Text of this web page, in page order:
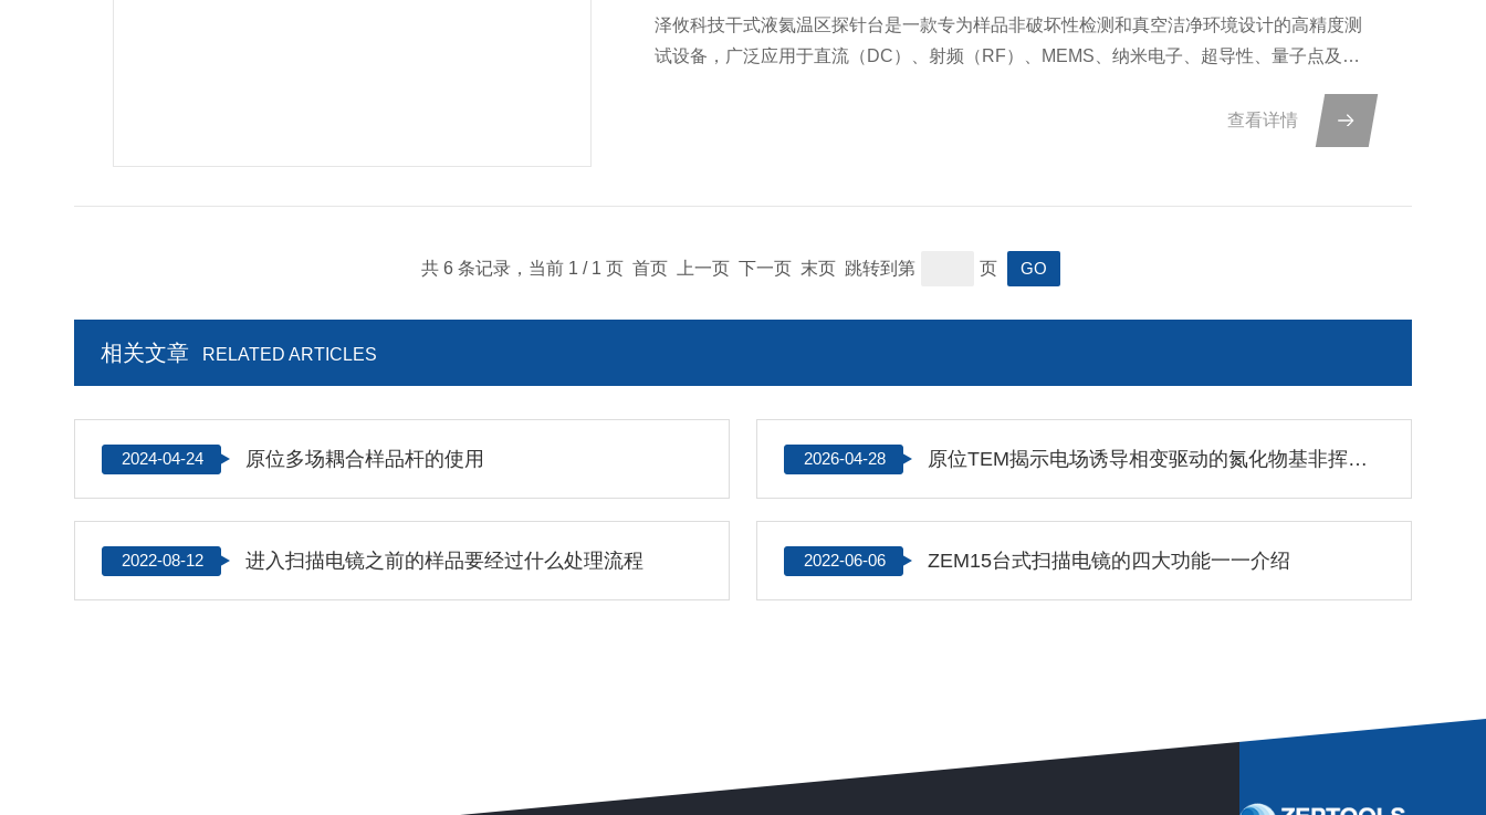
泽攸科技干式液氦温区探针台是一款专为样品非破坏性检测和真空洁净环境设计的高精度测
试设备，广泛应用于直流（DC）、射频（RF）、MEMS、纳米电子、超导性、量子点及量
现6.5K至400K的宽温区变温测试，温度可达6.5K，控温稳定性优于±0.05K，确保实验数据
查看详情
共 6 条记录，当前 1 / 1 页 首页 上一页 下一页 末页 跳转到第 页
相关文章 RELATED ARTICLES
2024-04-24 原位多场耦合样品杆的使用 2026-04-28 原位TEM揭示电场诱导相变驱动的氮化物基非挥发性存储器
2022-08-12 进入扫描电镜之前的样品要经过什么处理流程 2022-06-06 ZEM15台式扫描电镜的四大功能一一介绍